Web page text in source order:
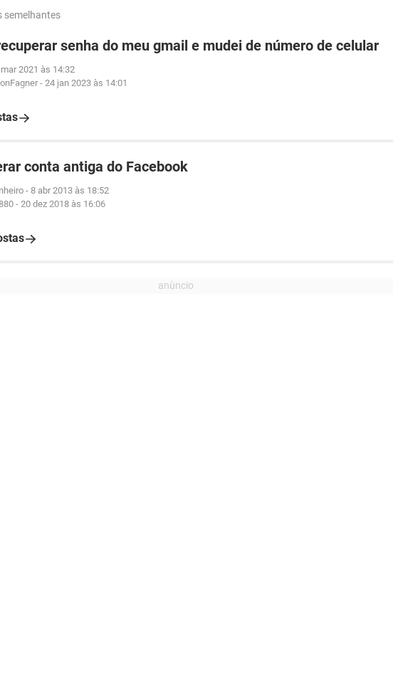
semelhantes
senha do meu gmail e mudei de número de celular
2021 às 14:32
- 24 jan 2023 às 14:01
conta antiga do Facebook
- 8 abr 2013 às 18:52
- 20 dez 2018 às 16:06